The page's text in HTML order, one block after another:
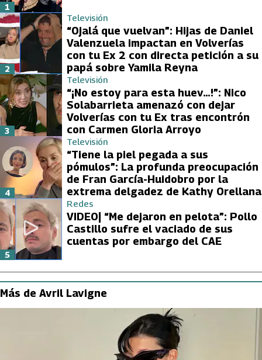
1
Televisión
“Ojalá que vuelvan”: Hijas de Daniel
Valenzuela impactan en Volverías
con tu Ex 2 con directa petición a su
papá sobre Yamila Reyna
2
Televisión
“¡No estoy para esta huev…!”: Nico
Solabarrieta amenazó con dejar
Volverías con tu Ex tras encontrón
con Carmen Gloria Arroyo
3
Televisión
“Tiene la piel pegada a sus
pómulos”: La profunda preocupación
de Fran García-Huidobro por la
extrema delgadez de Kathy Orellana
4
Redes
VIDEO| “Me dejaron en pelota”: Pollo
Castillo sufre el vaciado de sus
cuentas por embargo del CAE
5
Más de Avril Lavigne